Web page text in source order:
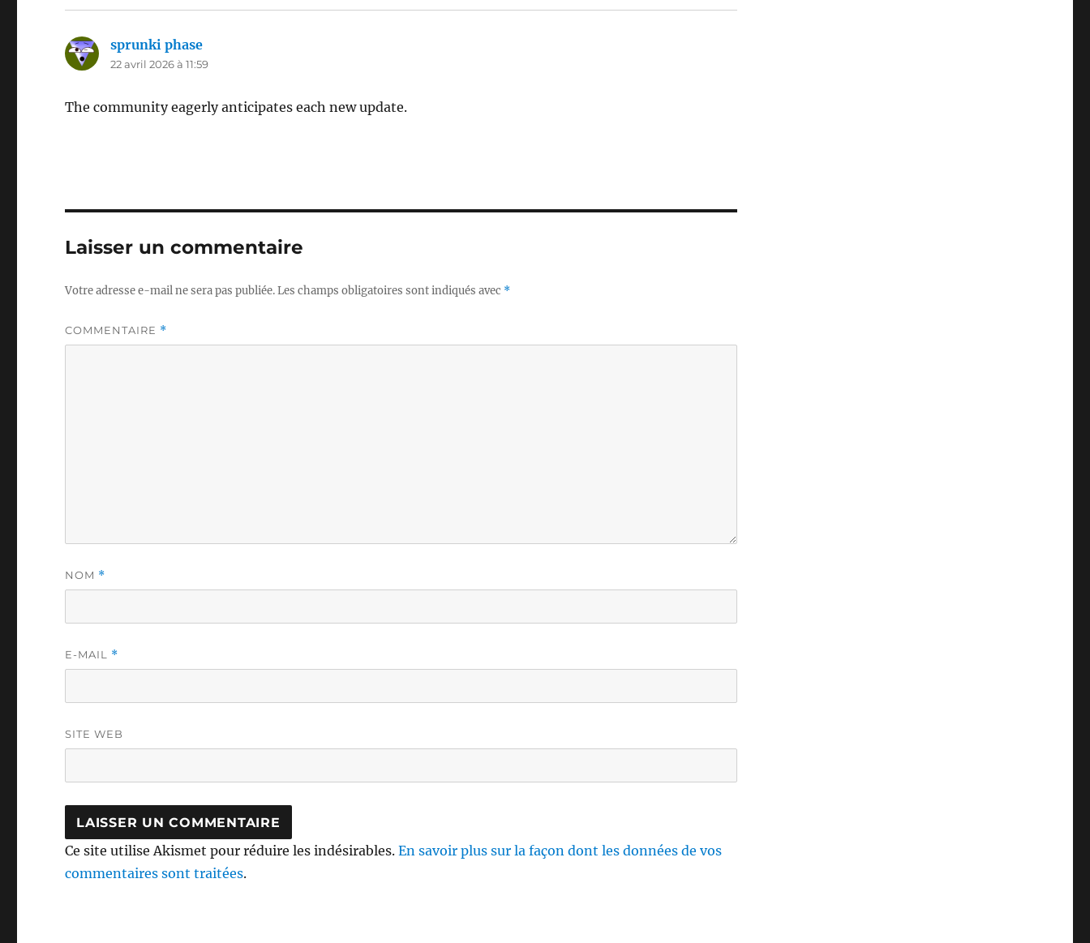
sprunki phase
22 avril 2026 à 11:59
The community eagerly anticipates each new update.
Laisser un commentaire
Votre adresse e-mail ne sera pas publiée.Les champs obligatoires sont indiqués avec *
COMMENTAIRE *
NOM *
E-MAIL *
SITE WEB
Ce site utilise Akismet pour réduire les indésirables.En savoir plus sur la façon dont les données de vos
commentaires sont traitées.